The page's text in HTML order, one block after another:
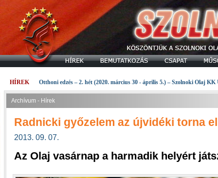
HÍREK Otthoni edzés – 2. hét (2020. március 30 - április 5.) – Szolnoki Olaj KK
Archívum - Hírek
Radnicki győzelem az újvidéki torna
2013. 09. 07.
Az Olaj vasárnap a harmadik helyért